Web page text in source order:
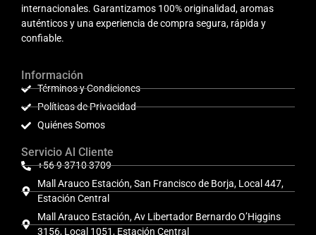
internacionales. Garantizamos 100% originalidad, aromas
auténticos y una experiencia de compra segura, rápida y
confiable.
Información
Términos y Condiciones
Políticas de Privacidad
Quiénes Somos
Servicio Al Cliente
+56 9 3710 3709
Mall Arauco Estación, San Francisco de Borja, Local 447,
Estación Central
Mall Arauco Estación, Av Libertador Bernardo O’Higgins
3156, Local 1051, Estación Central